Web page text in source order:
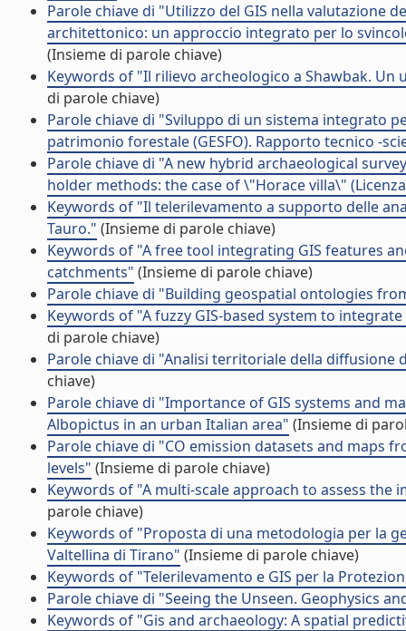
Parole chiave di "Utilizzo del GIS nella
architettonico: un approccio integrato per lo
(Insieme di parole chiave)
Keywords of "Il rilievo archeologico a Shawbak.
di parole chiave)
Parole chiave di "Sviluppo di un sistema integrato
patrimonio forestale (GESFO). Rapporto tecnico -
Parole chiave di "A new hybrid archaeological
holder methods: the case of \"Horace villa\"
Keywords of "Il telerilevamento a supporto delle
Tauro." (Insieme di parole chiave)
Keywords of "A free tool integrating GIS features
catchments" (Insieme di parole chiave)
Parole chiave di "Building geospatial ontologies
Keywords of "A fuzzy GIS-based system to
di parole chiave)
Parole chiave di "Analisi territoriale della diffusione
chiave)
Parole chiave di "Importance of GIS systems and
Albopictus in an urban Italian area" (Insieme di
Parole chiave di "CO emission datasets and maps
levels" (Insieme di parole chiave)
Keywords of "A multi-scale approach to assess
parole chiave)
Keywords of "Proposta di una metodologia per la
Valtellina di Tirano" (Insieme di parole chiave)
Keywords of "Telerilevamento e GIS per la
Parole chiave di "Seeing the Unseen. Geophysics
Keywords of "Gis and archaeology: A spatial